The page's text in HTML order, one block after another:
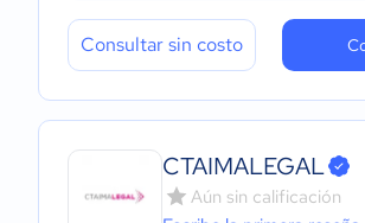
Consultar sin costo
CTAIMALEGAL
Aún sin calificación